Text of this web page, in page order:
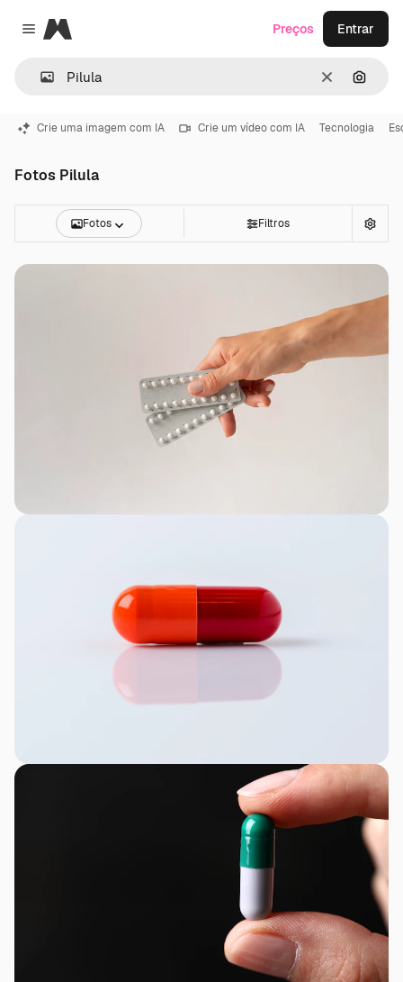
Close menu
Magnific
Limpar
Preços Entrar
Crie uma imagem com IA Crie um vídeo com IA Tecnologia
Fotos Pilula
Fotos Filtros